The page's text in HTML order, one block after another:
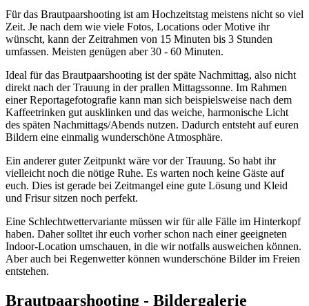
Für das Brautpaarshooting ist am Hochzeitstag meistens nicht so viel
Zeit. Je nach dem wie viele Fotos, Locations oder Motive ihr
wünscht, kann der Zeitrahmen von 15 Minuten bis 3 Stunden
umfassen. Meisten genügen aber 30 - 60 Minuten.
Ideal für das Brautpaarshooting ist der späte Nachmittag, also nicht
direkt nach der Trauung in der prallen Mittagssonne. Im Rahmen
einer Reportagefotografie kann man sich beispielsweise nach dem
Kaffeetrinken gut ausklinken und das weiche, harmonische Licht
des späten Nachmittags/Abends nutzen. Dadurch entsteht auf euren
Bildern eine einmalig wunderschöne Atmosphäre.
Ein anderer guter Zeitpunkt wäre vor der Trauung. So habt ihr
vielleicht noch die nötige Ruhe. Es warten noch keine Gäste auf
euch. Dies ist gerade bei Zeitmangel eine gute Lösung und Kleid
und Frisur sitzen noch perfekt.
Eine Schlechtwettervariante müssen wir für alle Fälle im Hinterkopf
haben. Daher solltet ihr euch vorher schon nach einer geeigneten
Indoor-Location umschauen, in die wir notfalls ausweichen können.
Aber auch bei Regenwetter können wunderschöne Bilder im Freien
entstehen.
Brautpaarshooting - Bildergalerie